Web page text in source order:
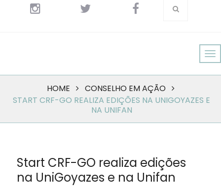
HOME
CONSELHO EM AÇÃO
START CRF-GO REALIZA EDIÇÕES NA UNIGOYAZES E
NA UNIFAN
Start CRF-GO realiza edições
na UniGoyazes e na Unifan